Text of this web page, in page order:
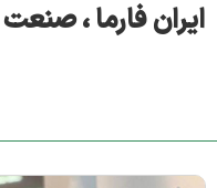
ایران فارما ،